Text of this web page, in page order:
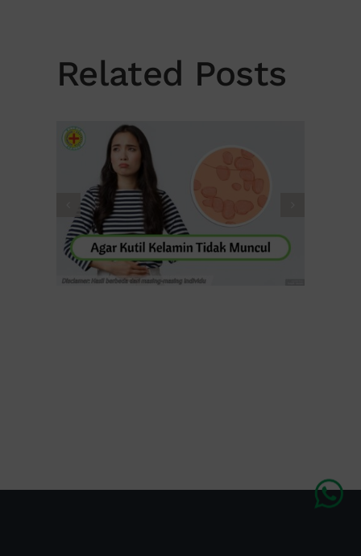
Related Posts